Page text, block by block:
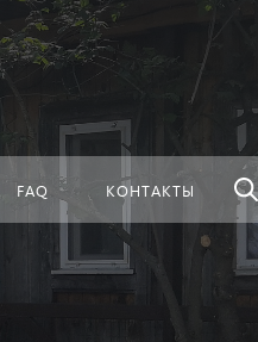
FAQ КОНТАКТЫ